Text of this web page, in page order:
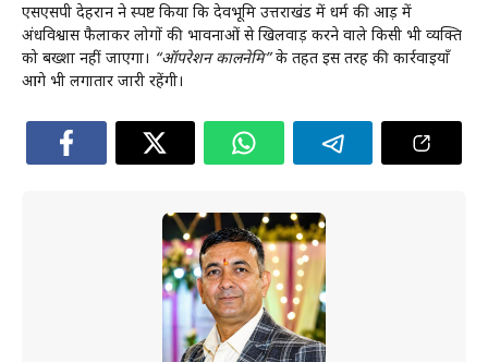
एसएसपी देहरादून ने स्पष्ट किया कि देवभूमि उत्तराखंड में धर्म की आड़ में
अंधविश्वास फैलाकर लोगों की भावनाओं से खिलवाड़ करने वाले किसी भी व्यक्ति
को बख्शा नहीं जाएगा। “ऑपरेशन कालनेमि”के तहत इस तरह की कार्रवाइयाँ
आगे भी लगातार जारी रहेंगी।